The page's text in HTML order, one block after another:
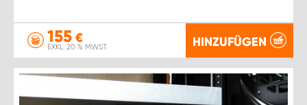
155 €
EXKL. 20 % MWST. HINZUFÜGEN